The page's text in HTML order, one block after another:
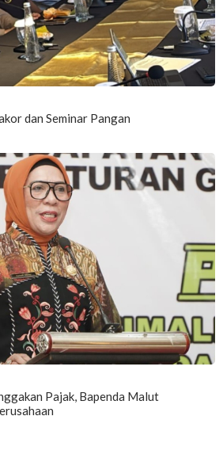
dan Seminar Pangan
Pajak, Bapenda Malut